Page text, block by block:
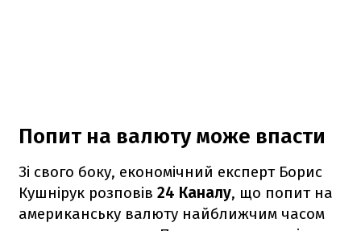
Попит на валюту може впасти
Зі свого боку, економічний експерт Борис
Кушнірук розповів 24 Каналу, що попит на
американську валюту найближчим часом